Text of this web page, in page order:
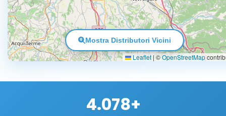
Leaflet | ©OpenStreetMap
Mostra Distributori Vicini
4.078+